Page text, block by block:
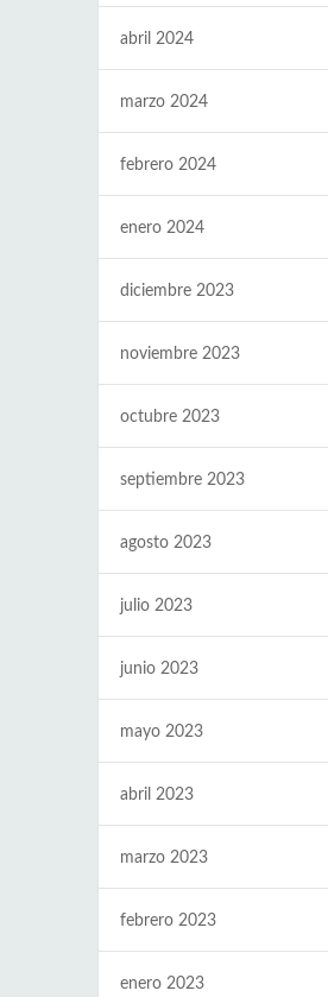
abril 2024
marzo 2024
febrero 2024
enero 2024
diciembre 2023
noviembre 2023
octubre 2023
septiembre 2023
agosto 2023
julio 2023
junio 2023
mayo 2023
abril 2023
marzo 2023
febrero 2023
enero 2023